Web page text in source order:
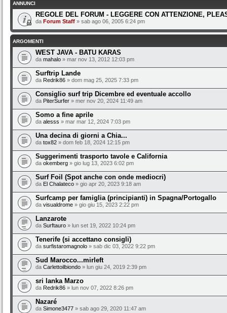
ANNUNCI
REGOLE DEL FORUM - LEGGERE CON ATTENZIONE,
da Forum Staff » sab ago 06, 2005 6:24 pm
ARGOMENTI
WEST JAVA - BATU KARAS
da mahalo » mar nov 13, 2012 12:03 pm
Surftrip Lande
da Redrik86 » dom mag 25, 2025 7:33 pm
Consiglio surf trip Dicembre ed eventuale accollo
da PiterSurfer » mer nov 20, 2024 11:49 am
Somo a fine aprile
da alesss » mar mar 12, 2024 7:03 pm
Una decina di giorni a Chia...
da tox82 » dom feb 18, 2024 12:15 pm
Suggerimenti trasporto tavole e California
da okemberg » gio lug 13, 2023 6:02 pm
Surf Foil (Spot anche con onde mediocri)
da El Chalateco » gio apr 20, 2023 9:18 am
Surfcamp per famiglia (principianti) in Spagna/Portogallo
da visualdrome » gio giu 15, 2023 2:22 pm
Lanzarote
da Surftauro » lun set 19, 2022 10:24 pm
Tenerife (si accettano consigli)
da surfistaromagnolo » sab dic 03, 2022 9:22 pm
Sud Marocco...mirleft
da Carlettoilbiondo » lun giu 24, 2019 2:39 pm
sri lanka Marzo
da Redrik86 » lun nov 07, 2022 8:26 pm
Nazaré
da Simone3477 » sab ago 29, 2020 11:47 am